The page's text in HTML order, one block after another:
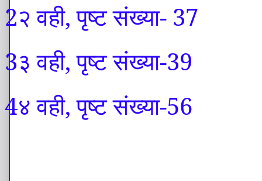
2२वही, पृष्ट संख्या- 37
3३वही, पृष्ट संख्या-39
4४वही, पृष्ट संख्या-56